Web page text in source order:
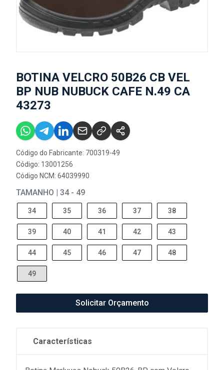
BOTINA VELCRO 50B26 CB VEL
BP NUB NUBUCK CAFE N.49 CA
43273
Código do Fabricante: 700319-49
Código: 13001256
Código NCM: 64039990
TAMANHO | 34 - 49
34 35 36 37 38
39 40 41 42 43
44 45 46 47 48
49
Solicitar Orçamento
Características